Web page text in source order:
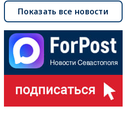
Показать все новости